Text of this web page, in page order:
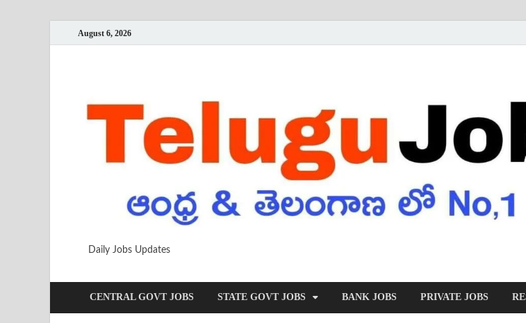
August 6, 2026
Daily Jobs Updates
CENTRAL GOVT JOBS STATE GOVT JOBS BANK JOBS PRIVATE JOBS